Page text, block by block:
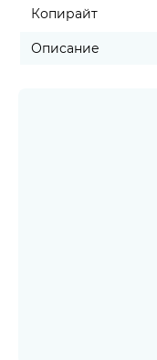
Копирайт
Описание